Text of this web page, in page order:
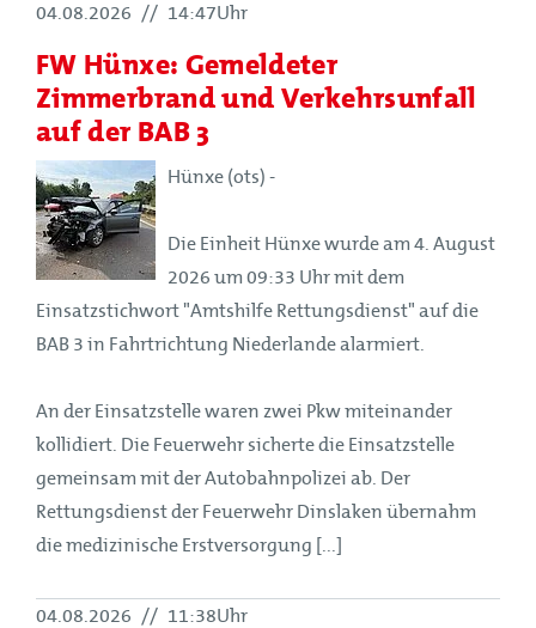
04.08.2026 // 14:47Uhr
FW Hünxe: Gemeldeter
Zimmerbrand und Verkehrsunfall
auf der BAB 3
Hünxe (ots) -
Die Einheit Hünxe wurde am 4. August
2026 um 09:33 Uhr mit dem
Einsatzstichwort "Amtshilfe Rettungsdienst" auf die
BAB 3 in Fahrtrichtung Niederlande alarmiert.
An der Einsatzstelle waren zwei Pkw miteinander
kollidiert. Die Feuerwehr sicherte die Einsatzstelle
gemeinsam mit der Autobahnpolizei ab. Der
Rettungsdienst der Feuerwehr Dinslaken übernahm
die medizinische Erstversorgung [...]
04.08.2026 // 11:38Uhr